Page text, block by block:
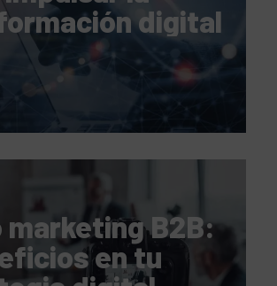
digital
marketing B2B:
en tu